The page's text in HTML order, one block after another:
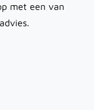
met een van